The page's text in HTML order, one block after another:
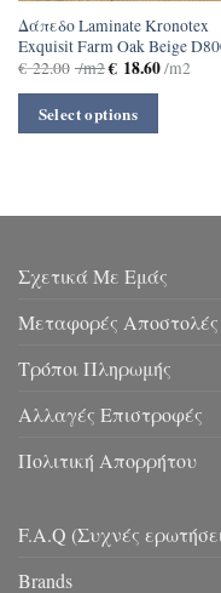
Δάπεδο Laminate Kronotex
Exquisit Farm Oak Beige
€22.00 /m2€18.60/m2
Select options
Σχετικά Με Εμάς
Μεταφορές Αποστολές
Τρόποι Πληρωμής
Αλλαγές Επιστροφές
Πολιτική Απορρήτου
F.A.Q (Συχνές
Brands